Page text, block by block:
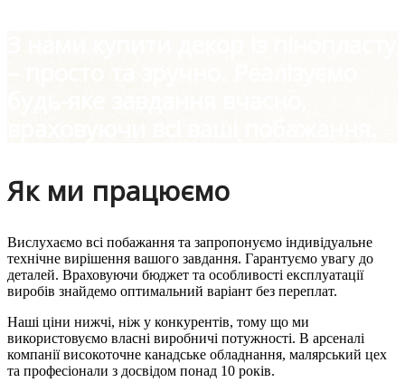
Як ми працюємо
Вислухаємо всі побажання та запропонуємо індивідуальне
технічне вирішення вашого завдання. Гарантуємо увагу до
деталей. Враховуючи бюджет та особливості експлуатації
виробів знайдемо оптимальний варіант без переплат.
Наші ціни нижчі, ніж у конкурентів, тому що ми
використовуємо власні виробничі потужності. В арсеналі
компанії високоточне канадське обладнання, малярський цех
та професіонали з досвідом понад 10 років.